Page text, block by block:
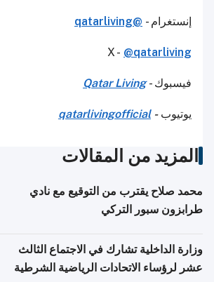
إنستغرام - @qatarliving
X - @qatarliving
فيسبوك -Qatar Living
يوتيوب-
qatarlivingofficial
المزيد من المقالات
محمد صلاح يقترب من التوقيع مع نادي
طرابزون سبور التركي
وزارة الداخلية تشارك في الاجتماع الثالث
عشر لرؤساء الاتحادات الرياضية الشرطية